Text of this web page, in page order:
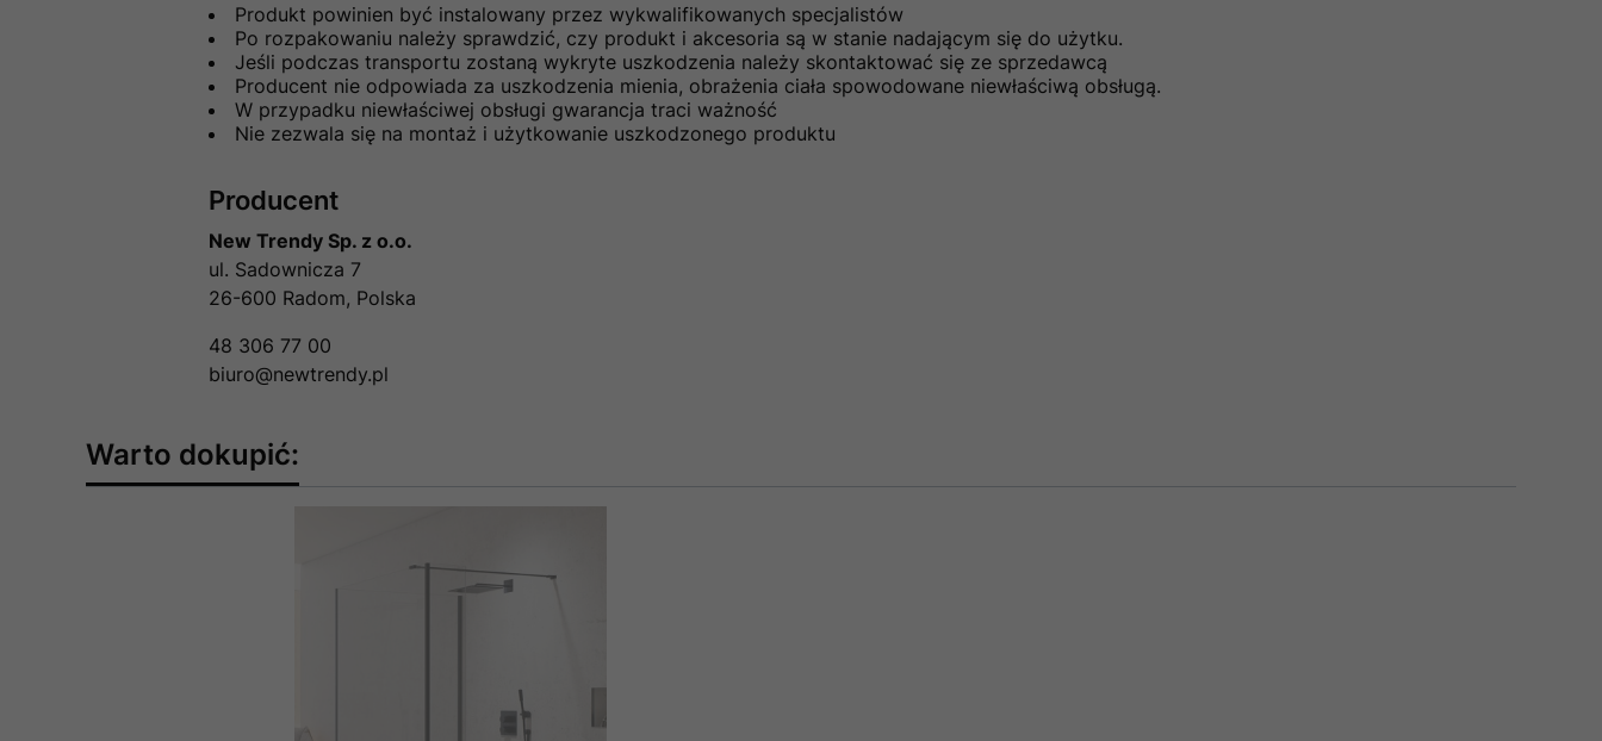
Produkt powinien być instalowany przez wykwalifikowanych specjalistów
Po rozpakowaniu należy sprawdzić, czy produkt i akcesoria są w stanie nadającym się do użytku.
Jeśli podczas transportu zostaną wykryte uszkodzenia należy skontaktować się ze sprzedawcą
Producent nie odpowiada za uszkodzenia mienia, obrażenia ciała spowodowane niewłaściwą obsługą.
W przypadku niewłaściwej obsługi gwarancja traci ważność
Nie zezwala się na montaż i użytkowanie uszkodzonego produktu
Producent
New Trendy Sp. z o.o.
ul. Sadownicza 7
26-600 Radom, Polska
48 306 77 00
biuro@newtrendy.pl
Warto dokupić: